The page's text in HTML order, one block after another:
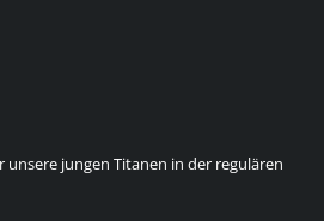
unsere jungen Titanen in der regulären